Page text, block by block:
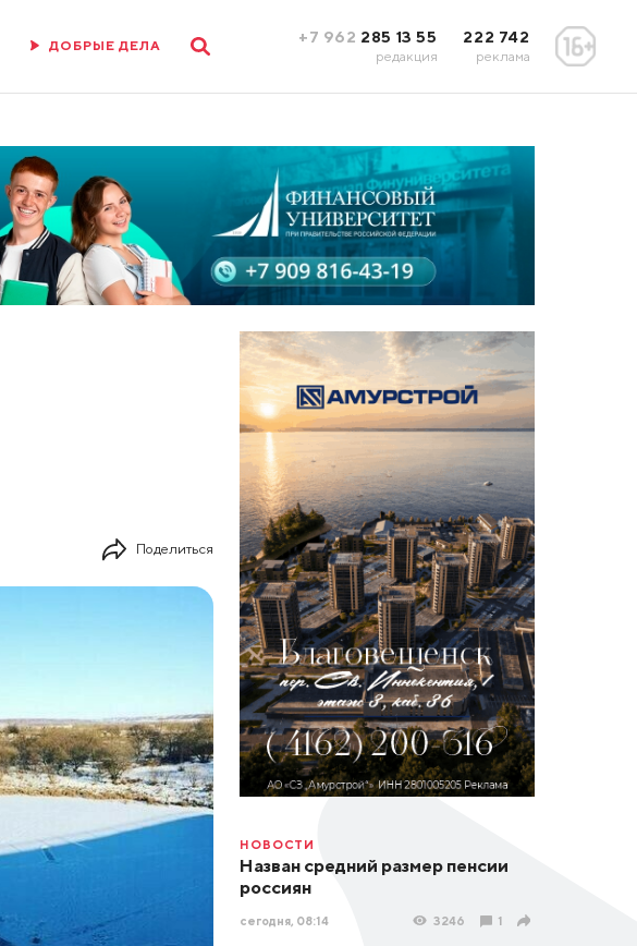
ДОБРЫЕ ДЕЛА +7 962 285 13 55
редакция
222 742
реклама
Поделиться
НОВОСТИ
Назван средний размер пенсии
россиян
сегодня, 08:14 3246 1